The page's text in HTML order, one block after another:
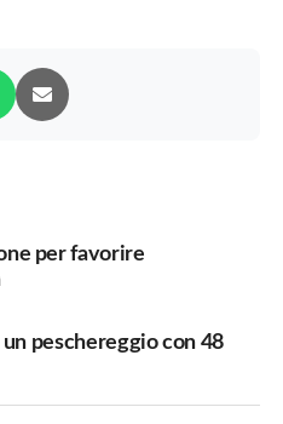
per favorire
peschereggio con 48